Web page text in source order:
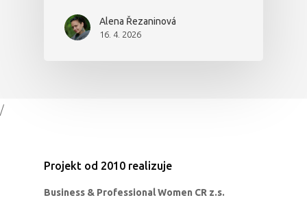
Alena Řezaninová
16. 4. 2026
/
Projekt od 2010 realizuje
Business & Professional Women CR z.s.